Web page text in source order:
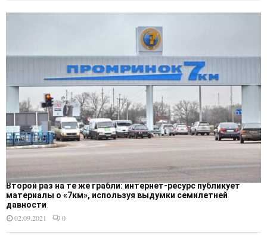
Второй раз на те же грабли: интернет-ресурс публикует
материалы о «7км», используя выдумки семилетней
давности
02.09.2021
0